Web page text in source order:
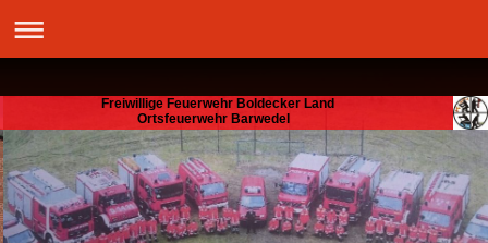
Freiwillige Feuerwehr Boldecker Land
Ortsfeuerwehr Barwedel